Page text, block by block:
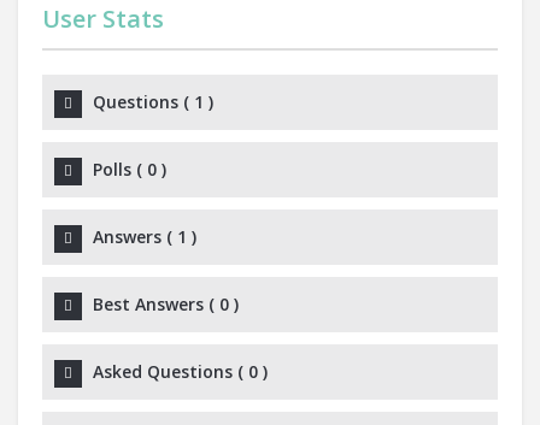
User Stats
Questions ( 1 )
Polls ( 0 )
Answers ( 1 )
Best Answers ( 0 )
Asked Questions ( 0 )